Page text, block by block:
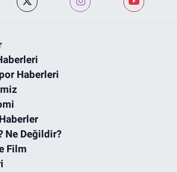
Haberleri
Ne Değildir?
Film